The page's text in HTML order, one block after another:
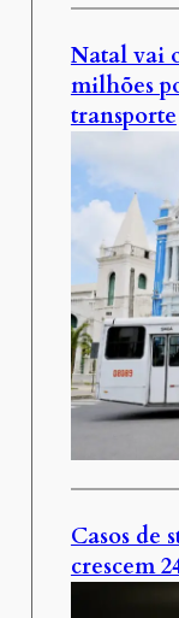
Natal vai
milhões
transporte
Casos de
crescem